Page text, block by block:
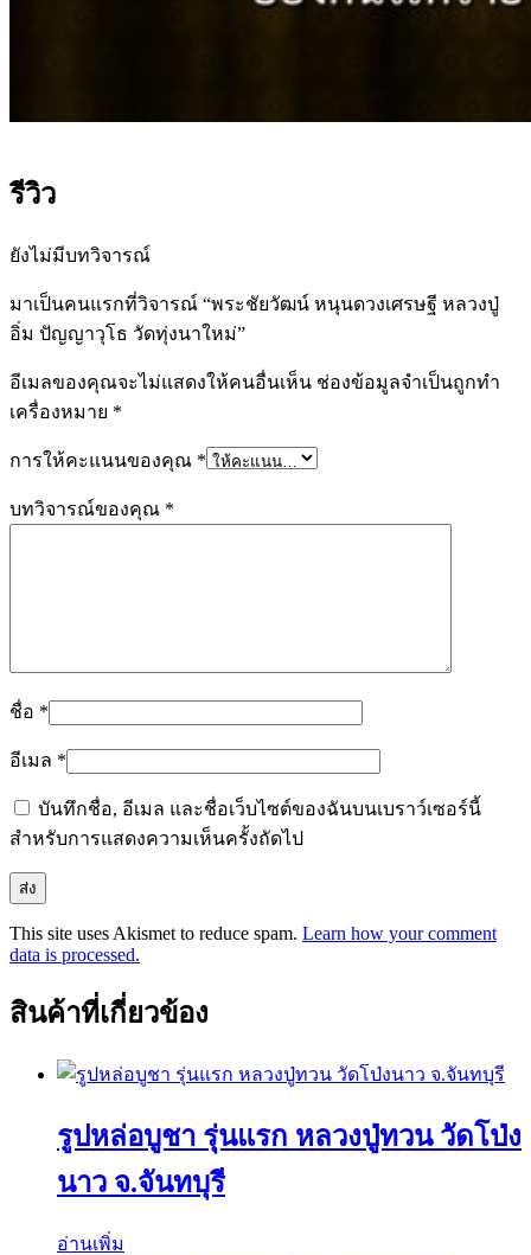
รีวิว
ยังไม่มีบทวิจารณ์
มาเป็นคนแรกที่วิจารณ์ “พระชัยวัฒน์ หนุนดวงเศรษฐี หลวงปู่
อิ่ม ปัญญาวุโธ วัดทุ่งนาใหม่”
อีเมลของคุณจะไม่แสดงให้คนอื่นเห็น ช่องข้อมูลจำเป็นถูกทำ
เครื่องหมาย *
การให้คะแนนของคุณ *
บทวิจารณ์ของคุณ *
ชื่อ *
อีเมล *
บันทึกชื่อ, อีเมล และชื่อเว็บไซต์ของฉันบนเบราว์เซอร์นี้
สำหรับการแสดงความเห็นครั้งถัดไป
This site uses Akismet to reduce spam. Learn how your comment
data is processed.
สินค้าที่เกี่ยวข้อง
รูปหล่อบูชา รุ่นแรก หลวงปู่ทวน วัดโป่ง
นาว จ.จันทบุรี
อ่านเพิ่ม